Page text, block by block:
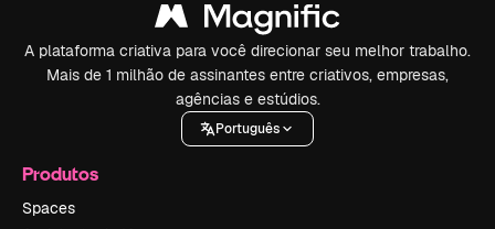
A plataforma criativa para você direcionar seu melhor trabalho.
Mais de 1 milhão de assinantes entre criativos, empresas,
agências e estúdios.
Português
Produtos
Spaces